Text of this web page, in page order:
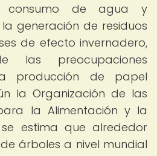
consumo de agua y
generación de residuos
de efecto invernadero,
las preocupaciones
producción de papel
la Organización de las
la Alimentación y la
se estima que alrededor
árboles a nivel mundial